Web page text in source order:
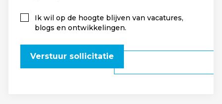
Ik wil op de hoogte blijven van vacatures,
blogs en ontwikkelingen.
Verstuur sollicitatie